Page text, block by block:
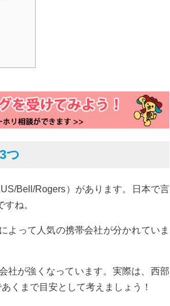
つ
Bell/Rogers）があります。日本で言
ね。
よって人気の携帯会社が分かれていま
社が強くなっています。実際は、西部
くまで目安として考えましょう！